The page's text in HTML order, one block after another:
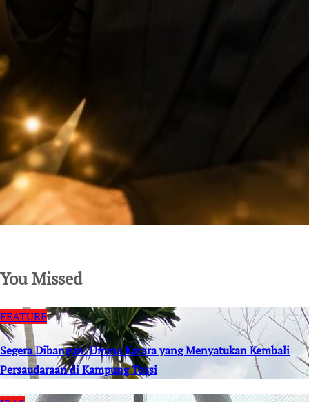
You Missed
FEATURE
Segera Dibangun: Umma Karara yang Menyatukan Kembali
Persaudaraan di Kampung Tossi